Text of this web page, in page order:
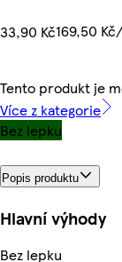
33,90 Kč169,50
Tento produkt je
Více z kategorie
Bez lepku
Popis produktu
Hlavní výhody
Bez lepku